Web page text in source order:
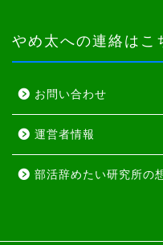
やめ太への連絡はこ
お問い合わせ
運営者情報
部活辞めたい研究所の